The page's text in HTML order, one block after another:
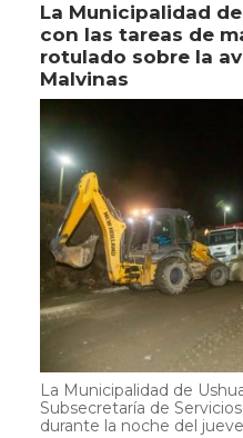
La Municipalidad
con las tareas de
rotulado sobre la
Malvinas
La Municipalidad de
Subsecretaría de
durante la noche del